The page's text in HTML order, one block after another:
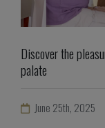
Discover the
palate
June 25th, 2025